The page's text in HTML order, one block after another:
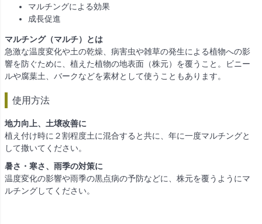
マルチングによる効果
成長促進
マルチング（マルチ）とは
急激な温度変化や土の乾燥、病害虫や雑草の発生による植物への影
響を防ぐために、植えた植物の地表面（株元）を覆うこと。ビニー
ルや腐葉土、バークなどを素材として使うこともあります。
使用方法
地力向上、土壌改善に
植え付け時に２割程度土に混合すると共に、年に一度マルチングと
して撒いてください。
暑さ・寒さ、雨季の対策に
温度変化の影響や雨季の黒点病の予防などに、株元を覆うようにマ
ルチングしてください。